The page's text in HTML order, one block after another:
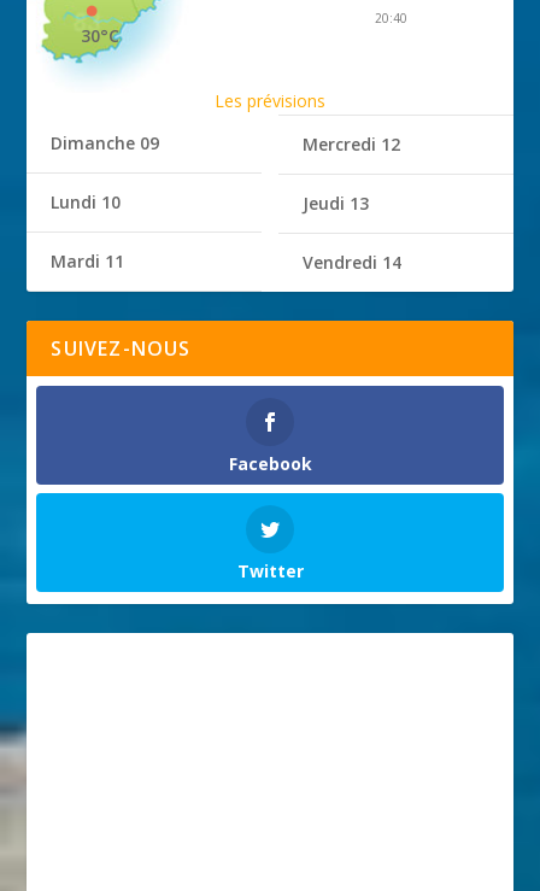
30°C
20:40
Les prévisions
Dimanche 09
Lundi 10
Mardi 11
Mercredi 12
Jeudi 13
Vendredi 14
SUIVEZ-NOUS
Facebook
Twitter